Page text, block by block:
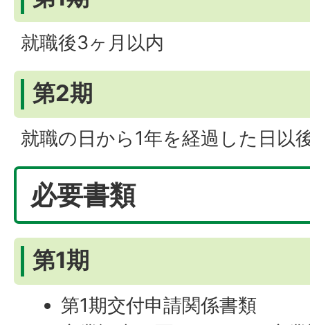
就職後3ヶ月以内
第2期
就職の日から1年を経過した日以
必要書類
第1期
第1期交付申請関係書類